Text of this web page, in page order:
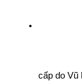
cấp do Vũ